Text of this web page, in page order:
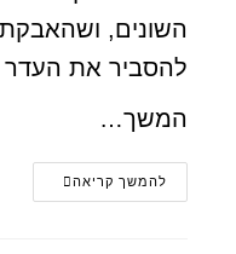
השונים,
להסביר את
המשך…
להמשך קריאה